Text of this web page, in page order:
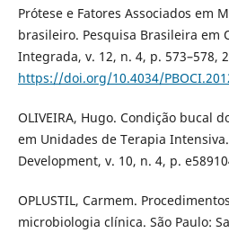
Prótese e Fatores Associados em
brasileiro. Pesquisa Brasileira em
Integrada, v. 12, n. 4, p. 573–578,
https://doi.org/10.4034/
OLIVEIRA, Hugo. Condição bucal
em Unidades de Terapia
Development, v. 10, n. 4, p.
OPLUSTIL, Carmem.
microbiologia clínica. São Paulo: